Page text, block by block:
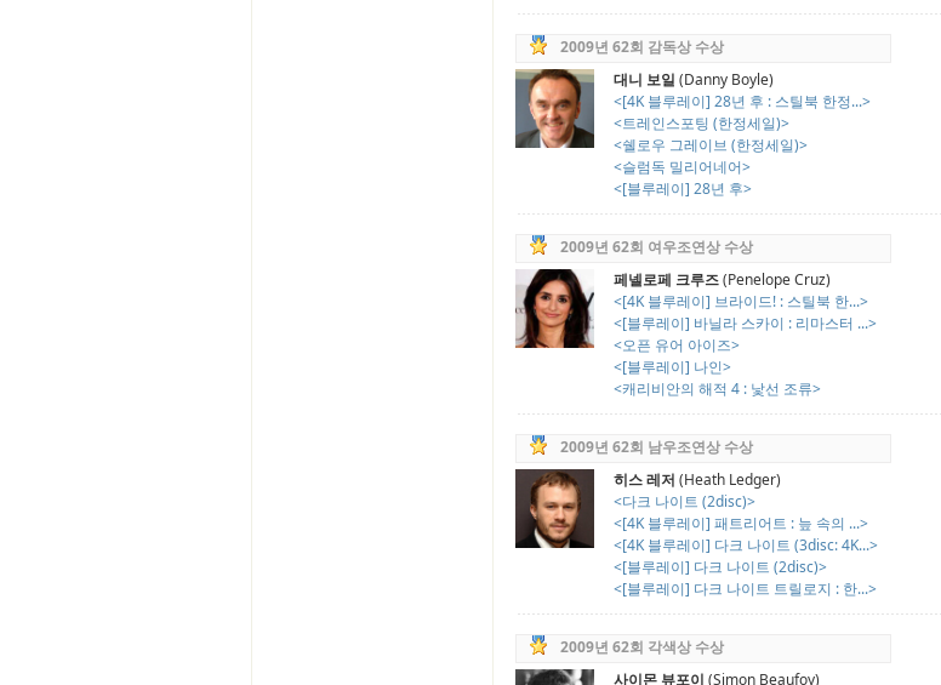
2009년 62회 감독상 수상
대니 보일 (Danny Boyle)
<[4K 블루레이] 28년 후 : 스틸북 한정...>
<트레인스포팅 (한정세일)>
<쉘로우 그레이브 (한정세일)>
<슬럼독 밀리어네어>
<[블루레이] 28년 후>
2009년 62회 여우조연상 수상
페넬로페 크루즈(Penelope Cruz)
<[4K 블루레이] 브라이드! : 스틸북 한...>
<[블루레이] 바닐라 스카이 : 리마스터 ...>
<오픈 유어 아이즈>
<[블루레이] 나인>
<캐리비안의 해적 4 : 낯선 조류>
2009년 62회 남우조연상 수상
히스 레저 (Heath Ledger)
<다크 나이트 (2disc)>
<[4K 블루레이] 패트리어트 : 늪 속의 ...>
<[4K 블루레이] 다크 나이트 (3disc: 4K...>
<[블루레이] 다크 나이트 (2disc)>
<[블루레이] 다크 나이트 트릴로지 : 한...>
2009년 62회 각색상 수상
사이몬 뷰포이 (Simon Beaufoy)